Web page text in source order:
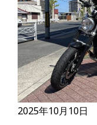
2025年10月10日